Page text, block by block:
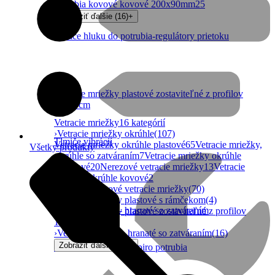
Tlmiče hluku do potrubia-regulátory prietoku
Tlmiče vibrácií
Vetracie mriežky do spiro potrubia
Vetracie mriežky plastové zostaviteľné z profilov
10x10cm
Vetracie mriežky- hranaté so zatváraním
potrubia kovové kovové 200x90mm25
Zobraziť ďalšie (16)+
Vetracie mriežky16 kategórií
›Vetracie mriežky okrúhle(107)
Vetracie mriežky okrúhle plastové65Vetracie mriežky,
okrúhle so zatváraním7Vetracie mriežky okrúhle
hliníkové20Nerezové vetracie mriežky13Vetracie
mriežky okrúhle kovové2
Hranaté plastové vetracie mriežky(70)
Vetracie mriežky plastové s rámčekom(4)
Vetracie mriežky plastové zostaviteľné z profilov
10x10cm
›Vetracie mriežky- hranaté so zatváraním(16)
Zobraziť ďalšie (11)
Všetky produkty